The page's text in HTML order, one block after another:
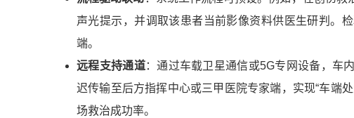
声光提示，并调取该患者当前影像资料供医生研判。
端。
远程支持通道：通过车载卫星通信或5G专网设备，车
迟传输至后方指挥中心或三甲医院专家端，实现“车端
场救治成功率。